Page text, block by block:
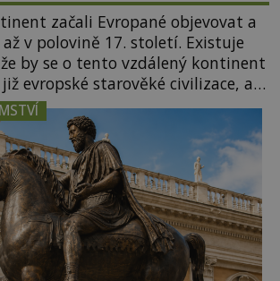
začali Evropané objevovat a
v polovině 17. století. Existuje
by se o tento vzdálený kontinent
evropské starověké civilizace, a
Již od starověku kartografové
záhadný kontinent Terra
zemi. Proč? Do jisté míry to byl